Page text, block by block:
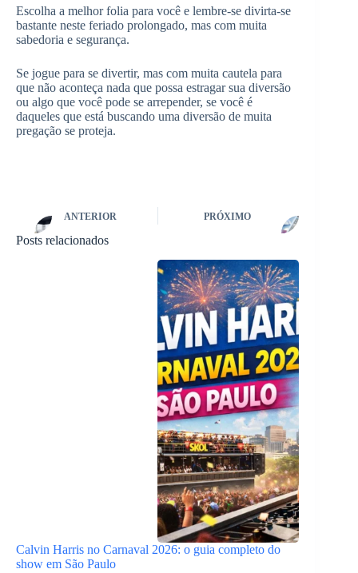
Escolha a melhor folia para você e lembre-se divirta-se
bastante neste feriado prolongado, mas com muita
sabedoria e segurança.
Se jogue para se divertir, mas com muita cautela para
que não aconteça nada que possa estragar sua diversão
ou algo que você pode se arrepender, se você é
daqueles que está buscando uma diversão de muita
pregação se proteja.
ANTERIOR PRÓXIMO
Posts relacionados
Calvin Harris no Carnaval 2026: o guia completo do
show em São Paulo